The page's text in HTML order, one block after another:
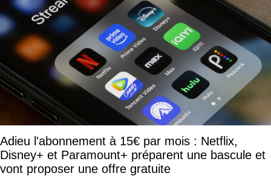
Adieu l'abonnement à 15€ par mois : Netflix,
Disney+ et Paramount+ préparent une bascule et
vont proposer une offre gratuite